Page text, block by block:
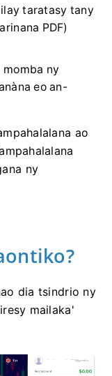
taratasy tany
PDF)
ny
eo an-
ao
ny
dia tsindrio ny
mailaka'